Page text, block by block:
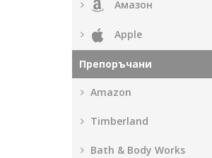
Амазон
Apple
Препоръчани
Amazon
Timberland
Bath & Body Works